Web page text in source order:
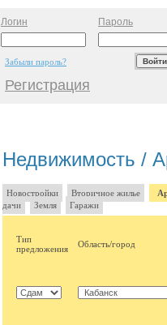
Логин Пароль
Забыли пароль?
Регистрация
Недвижимость /
Новостройки Вторичное жилье
дачи
Земля Гаражи
Тип
предложения
Область/город